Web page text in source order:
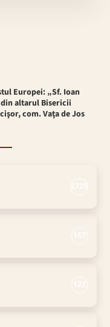
Europei: „Sf. Ioan
altarul Bisericii
com. Vaţa de Jos